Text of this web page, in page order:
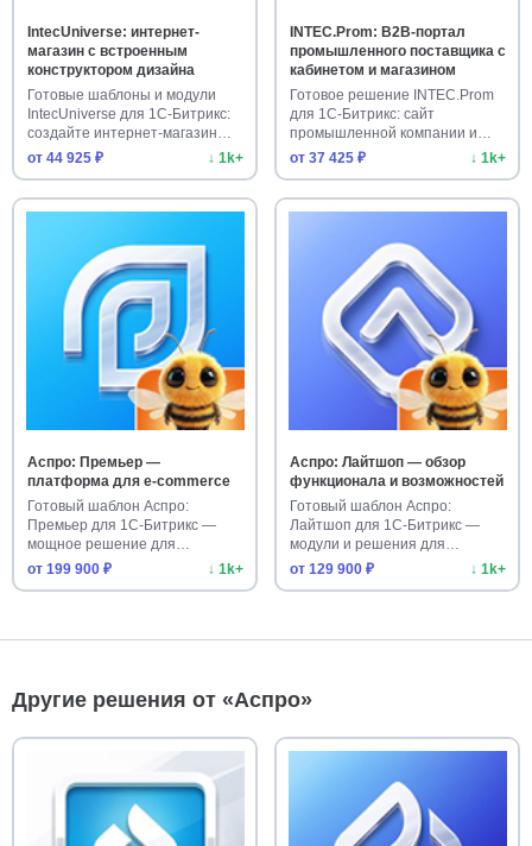
IntecUniverse: интернет-
магазин с встроенным
конструктором дизайна
Готовые шаблоны и модули
IntecUniverse для 1С-Битрикс:
создайте интернет-магазин…
от 44 925 ₽
↓ 1k+
INTEC.Prom: B2B-портал
промышленного поставщика с
кабинетом и магазином
Готовое решение INTEC.Prom
для 1С-Битрикс: сайт
промышленной компании и
оптового…
от 37 425 ₽ ↓ 1k+
Аспро: Премьер —
платформа для e-commerce
Готовый шаблон Аспро:
Премьер для 1С-Битрикс —
мощное решение для
интернет-магаз…
от 199 900 ₽ ↓ 1k+
Аспро: Лайтшоп — обзор
функционала и возможностей
Готовый шаблон Аспро:
Лайтшоп для 1С-Битрикс —
модули и решения для
быстрого зап…
от 129 900 ₽ ↓ 1k+
Другие решения от «Аспро»